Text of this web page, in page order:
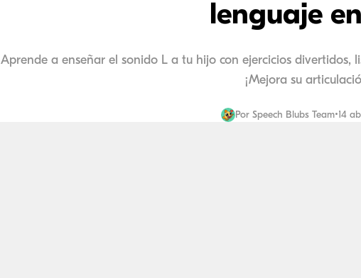
lenguaje
Aprende a enseñar el sonido L a tu hijo con ejercicios divertidos,
¡Mejora su
Por Speech Blubs Team•14